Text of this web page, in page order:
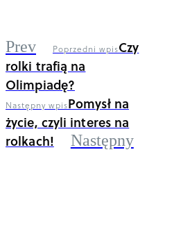
Prev Poprzedni wpisCzy
rolki trafią na
Olimpiadę?
Następny wpisPomysł na
życie, czyli interes na
rolkach!
Następny